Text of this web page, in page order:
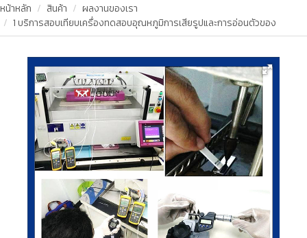
OUR WORKS
CALIBRATION
CONTACT US
หน้าหลัก สินค้า
ผลงานของเรา
1 บริการสอบเทียบเครื่องทดสอบอุณหภูมิการเสียรูปและการอ่อนตัวของ